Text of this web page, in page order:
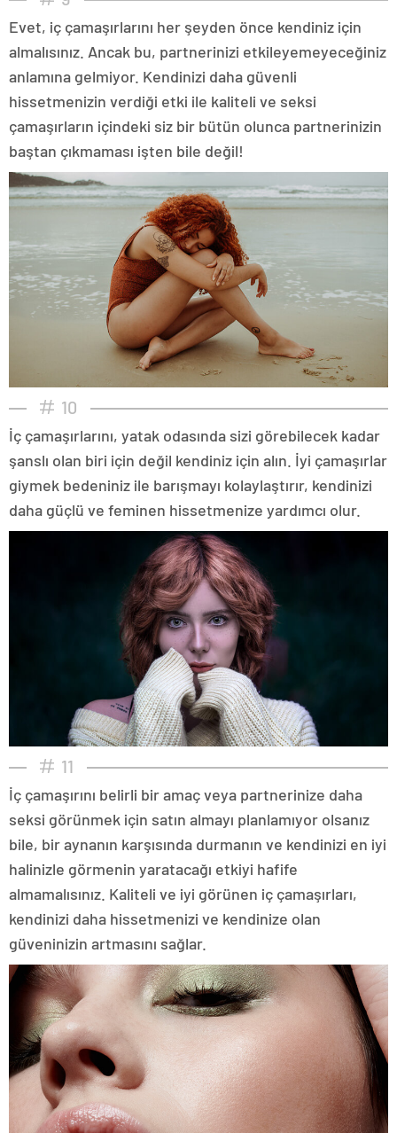
Evet, iç çamaşırlarını her şeyden önce kendiniz için
almalısınız. Ancak bu, partnerinizi etkileyemeyeceğiniz
anlamına gelmiyor. Kendinizi daha güvenli
hissetmenizin verdiği etki ile kaliteli ve seksi
çamaşırların içindeki siz bir bütün olunca partnerinizin
baştan çıkmaması işten bile değil!
10
İç çamaşırlarını, yatak odasında sizi görebilecek kadar
şanslı olan biri için değil kendiniz için alın. İyi çamaşırlar
giymek bedeniniz ile barışmayı kolaylaştırır, kendinizi
daha güçlü ve feminen hissetmenize yardımcı olur.
11
İç çamaşırını belirli bir amaç veya partnerinize daha
seksi görünmek için satın almayı planlamıyor olsanız
bile, bir aynanın karşısında durmanın ve kendinizi en iyi
halinizle görmenin yaratacağı etkiyi hafife
almamalısınız. Kaliteli ve iyi görünen iç çamaşırları,
kendinizi daha hissetmenizi ve kendinize olan
güveninizin artmasını sağlar.